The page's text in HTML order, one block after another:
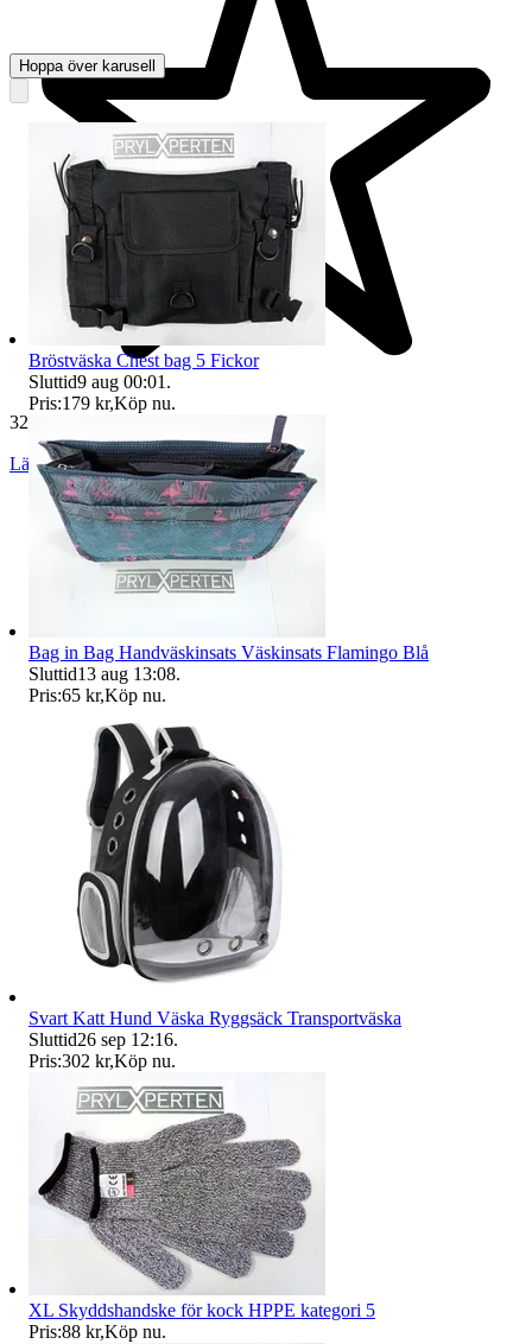
32 504 omdömen
Läs omdömen Följ
Hoppa över karusell
Bröstväska Chest bag 5 Fickor
Sluttid9 aug 00:01 .
Pris:179 kr,Köp nu.
Bag in Bag Handväskinsats Väskinsats Flamingo Blå
Sluttid13 aug 13:08.
Pris:65 kr,Köp nu.
Svart Katt Hund Väska Ryggsäck Transportväska
Sluttid26 sep 12:16.
Pris:302 kr,Köp nu.
XL Skyddshandske för kock HPPE kategori 5
Pris:88 kr,Köp nu.